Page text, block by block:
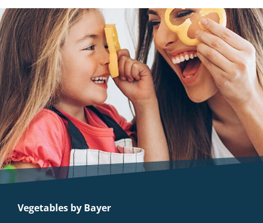
Vegetables by Bayer